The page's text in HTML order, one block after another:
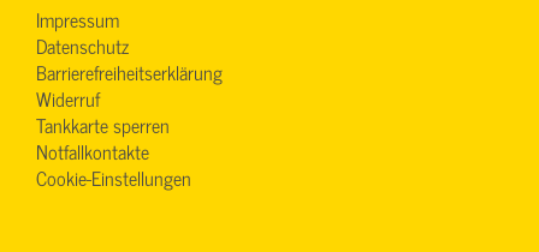
Impressum
Datenschutz
Barrierefreiheitserklärung
Widerruf
Tankkarte sperren
Notfallkontakte
Cookie-Einstellungen